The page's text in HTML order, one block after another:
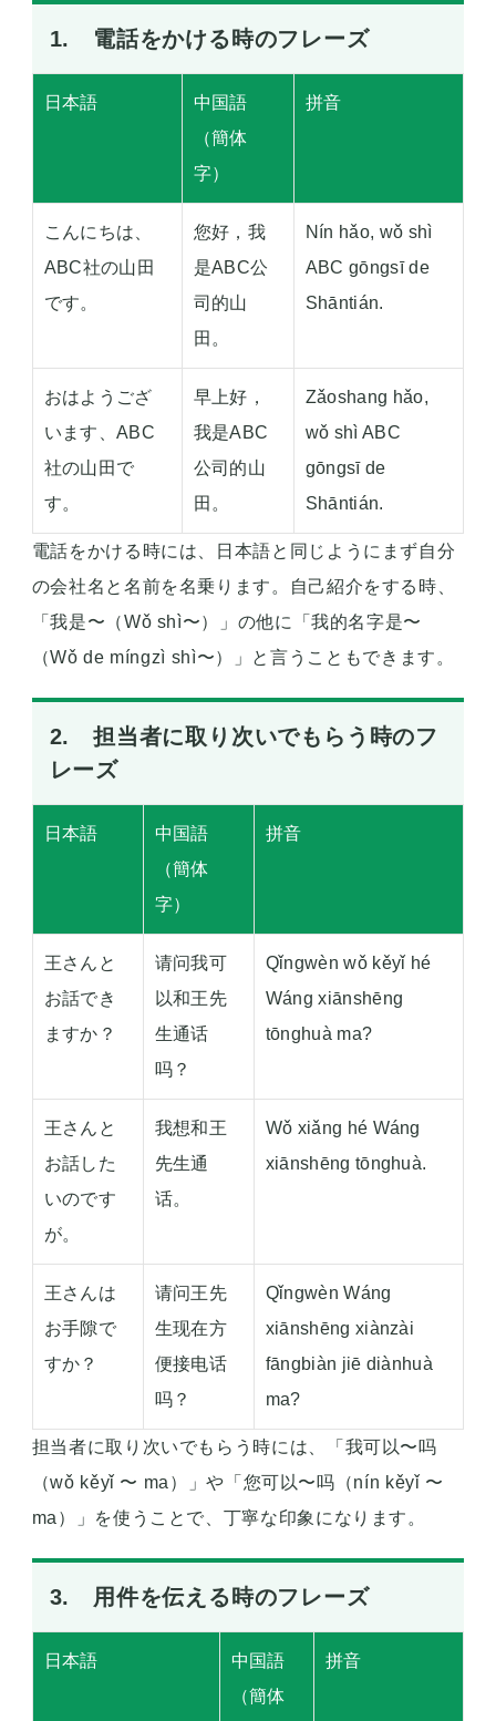
1. 電話をかける時のフレーズ
日本語
中国語
（簡体
字）
拼音
こんにちは、
ABC社の山田
です。
您好，我
是ABC公
司的山
田。
Nín hǎo, wǒ shì
ABC gōngsī de
Shāntián.
おはようござ
います、ABC
社の山田で
す。
早上好，
我是ABC
公司的山
田。
Zǎoshang hǎo,
wǒ shì ABC
gōngsī de
Shāntián.
電話をかける時には、日本語と同じようにまず自分
の会社名と名前を名乗ります。自己紹介をする時、
「我是〜（Wǒ shì〜）」の他に「我的名字是〜
（Wǒ de míngzì shì〜）」と言うこともできます。
2. 担当者に取り次いでもらう時のフ
レーズ
日本語
中国語
（簡体
字）
拼音
王さんと
お話でき
ますか？
请问我可
以和王先
生通话
吗？
Qǐngwèn wǒ kěyǐ hé
Wáng xiānshēng
tōnghuà ma?
王さんと
お話した
いのです
が。
我想和王
先生通
话。
Wǒ xiǎng hé Wáng
xiānshēng tōnghuà.
王さんは
お手隙で
すか？
请问王先
生现在方
便接电话
吗？
Qǐngwèn Wáng
xiānshēng xiànzài
fāngbiàn jiē diànhuà
ma?
担当者に取り次いでもらう時には、「我可以〜吗
（wǒ kěyǐ 〜 ma）」や「您可以〜吗（nín kěyǐ 〜
ma）」を使うことで、丁寧な印象になります。
3. 用件を伝える時のフレーズ
日本語
中国語
（簡体
拼音